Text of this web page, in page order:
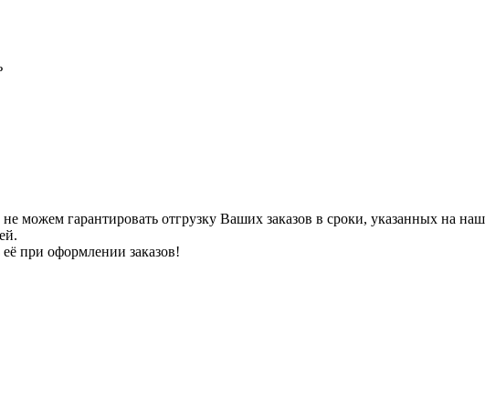
можем гарантировать отгрузку Ваших заказов в сроки, указанных на
при оформлении заказов!